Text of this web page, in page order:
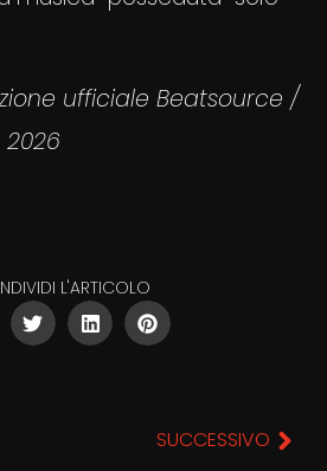
ufficiale Beatsource /
L'ARTICOLO
SUCCESSIVO